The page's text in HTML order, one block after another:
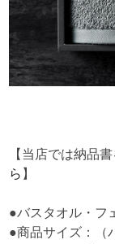
【当店では納品
ら 】
●バスタオル・フ
●商品サイズ：（